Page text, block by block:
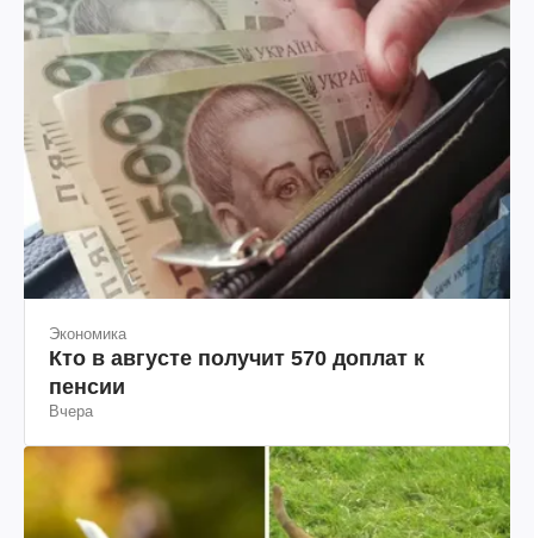
Экономика
Кто в августе получит 570 доплат к
пенсии
Вчера